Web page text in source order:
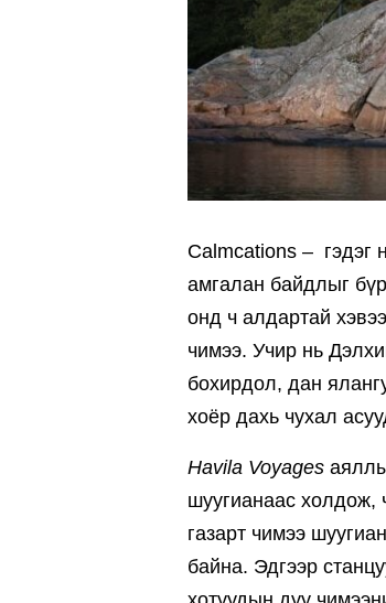
Calmcations – гэдэг
амгалан байдлыг
онд ч алдартай
чимээ. Учир нь
бохирдол, дан
хоёр дахь чухал
Havila Voyages
шуугианаас холдож,
газарт чимээ
байна. Эдгээр